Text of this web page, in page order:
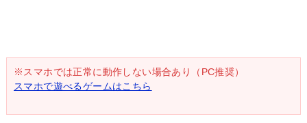
※スマホでは正常に動作しない場合あり（PC推奨）
スマホで遊べるゲームはこちら